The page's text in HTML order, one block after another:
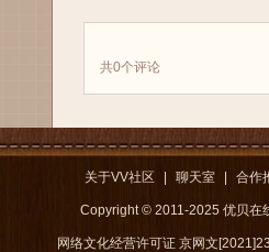
共0个评论
关于VV社区 聊天室 合作
Copyright © 2011-2025 优贝在
网络文化经营许可证 京网文